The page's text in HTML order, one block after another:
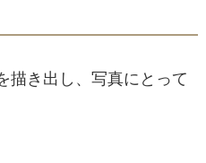
描き出し、写真にとって